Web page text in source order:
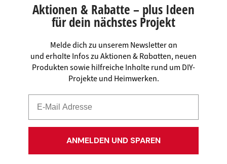
Aktionen & Rabatte – plus Ideen
für dein nächstes Projekt
Melde dich zu unserem Newsletter an
und erhalte Infos zu Aktionen & Rabatten, neuen
Produkten sowie hilfreiche Inhalte rund um DIY-
Projekte und Heimwerken.
ANMELDEN UND SPAREN